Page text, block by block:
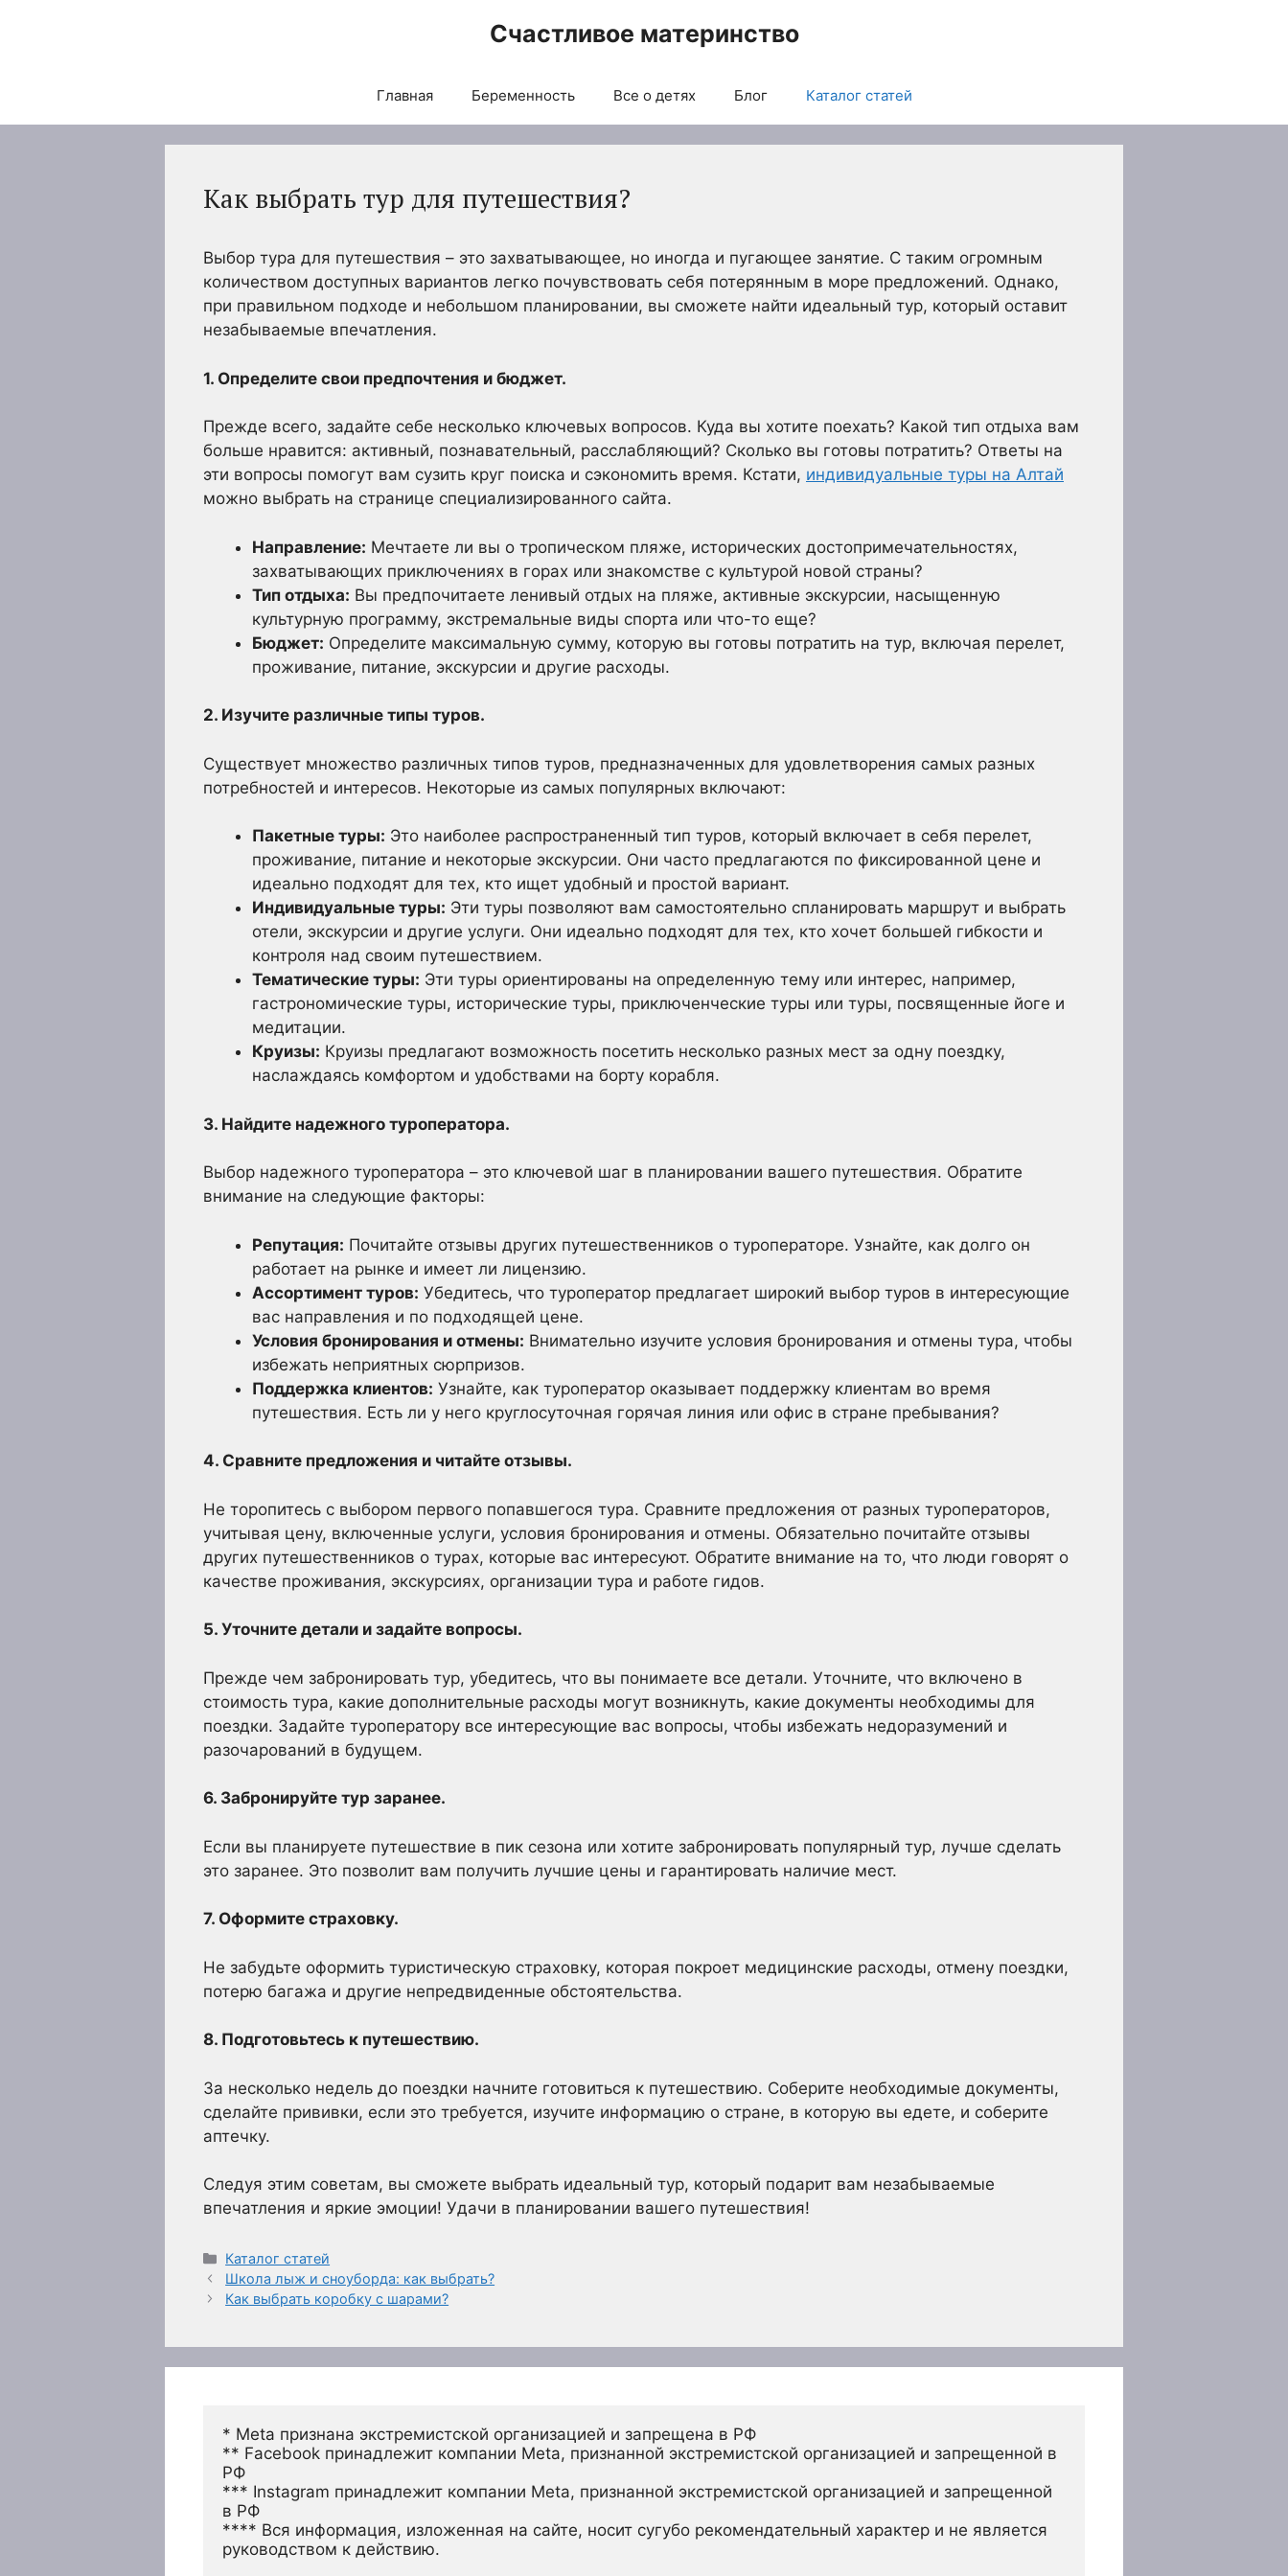
Счастливое материнство
Главная Беременность Все о детях Блог Каталог статей
Как выбрать тур для путешествия?
Выбор тура для путешествия – это захватывающее, но иногда и пугающее занятие. С таким огромным
количеством доступных вариантов легко почувствовать себя потерянным в море предложений. Однако,
при правильном подходе и небольшом планировании, вы сможете найти идеальный тур, который оставит
незабываемые впечатления.
1. Определите свои предпочтения и бюджет.
Прежде всего, задайте себе несколько ключевых вопросов. Куда вы хотите поехать? Какой тип отдыха вам
больше нравится: активный, познавательный, расслабляющий? Сколько вы готовы потратить? Ответы на
эти вопросы помогут вам сузить круг поиска и сэкономить время. Кстати, индивидуальные туры на Алтай
можно выбрать на странице специализированного сайта.
Направление: Мечтаете ли вы о тропическом пляже, исторических достопримечательностях,
захватывающих приключениях в горах или знакомстве с культурой новой страны?
Тип отдыха: Вы предпочитаете ленивый отдых на пляже, активные экскурсии, насыщенную
культурную программу, экстремальные виды спорта или что-то еще?
Бюджет: Определите максимальную сумму, которую вы готовы потратить на тур, включая перелет,
проживание, питание, экскурсии и другие расходы.
2. Изучите различные типы туров.
Существует множество различных типов туров, предназначенных для удовлетворения самых разных
потребностей и интересов. Некоторые из самых популярных включают:
Пакетные туры: Это наиболее распространенный тип туров, который включает в себя перелет,
проживание, питание и некоторые экскурсии. Они часто предлагаются по фиксированной цене и
идеально подходят для тех, кто ищет удобный и простой вариант.
Индивидуальные туры: Эти туры позволяют вам самостоятельно спланировать маршрут и выбрать
отели, экскурсии и другие услуги. Они идеально подходят для тех, кто хочет большей гибкости и
контроля над своим путешествием.
Тематические туры: Эти туры ориентированы на определенную тему или интерес, например,
гастрономические туры, исторические туры, приключенческие туры или туры, посвященные йоге и
медитации.
Круизы: Круизы предлагают возможность посетить несколько разных мест за одну поездку,
наслаждаясь комфортом и удобствами на борту корабля.
3. Найдите надежного туроператора.
Выбор надежного туроператора – это ключевой шаг в планировании вашего путешествия. Обратите
внимание на следующие факторы:
Репутация: Почитайте отзывы других путешественников о туроператоре. Узнайте, как долго он
работает на рынке и имеет ли лицензию.
Ассортимент туров: Убедитесь, что туроператор предлагает широкий выбор туров в интересующие
вас направления и по подходящей цене.
Условия бронирования и отмены: Внимательно изучите условия бронирования и отмены тура, чтобы
избежать неприятных сюрпризов.
Поддержка клиентов: Узнайте, как туроператор оказывает поддержку клиентам во время
путешествия. Есть ли у него круглосуточная горячая линия или офис в стране пребывания?
4. Сравните предложения и читайте отзывы.
Не торопитесь с выбором первого попавшегося тура. Сравните предложения от разных туроператоров,
учитывая цену, включенные услуги, условия бронирования и отмены. Обязательно почитайте отзывы
других путешественников о турах, которые вас интересуют. Обратите внимание на то, что люди говорят о
качестве проживания, экскурсиях, организации тура и работе гидов.
5. Уточните детали и задайте вопросы.
Прежде чем забронировать тур, убедитесь, что вы понимаете все детали. Уточните, что включено в
стоимость тура, какие дополнительные расходы могут возникнуть, какие документы необходимы для
поездки. Задайте туроператору все интересующие вас вопросы, чтобы избежать недоразумений и
разочарований в будущем.
6. Забронируйте тур заранее.
Если вы планируете путешествие в пик сезона или хотите забронировать популярный тур, лучше сделать
это заранее. Это позволит вам получить лучшие цены и гарантировать наличие мест.
7. Оформите страховку.
Не забудьте оформить туристическую страховку, которая покроет медицинские расходы, отмену поездки,
потерю багажа и другие непредвиденные обстоятельства.
8. Подготовьтесь к путешествию.
За несколько недель до поездки начните готовиться к путешествию. Соберите необходимые документы,
сделайте прививки, если это требуется, изучите информацию о стране, в которую вы едете, и соберите
аптечку.
Следуя этим советам, вы сможете выбрать идеальный тур, который подарит вам незабываемые
впечатления и яркие эмоции! Удачи в планировании вашего путешествия!
Рубрики
Каталог статей
Школа лыж и сноуборда: как выбрать?
Как выбрать коробку с шарами?
* Meta признана экстремистской организацией и запрещена в РФ
** Facebook принадлежит компании Meta, признанной экстремистской организацией и запрещенной в
РФ
*** Instagram принадлежит компании Meta, признанной экстремистской организацией и запрещенной
в РФ
**** Вся информация, изложенная на сайте, носит сугубо рекомендательный характер и не является
руководством к действию.